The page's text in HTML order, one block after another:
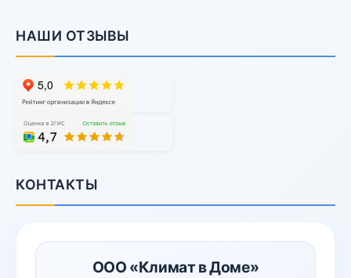
НАШИ ОТЗЫВЫ
КОНТАКТЫ
ООО «Климат в Доме»